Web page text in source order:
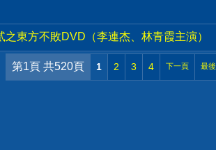
東方不敗DVD（李連杰、林青霞主演）
第1頁 共520頁 1 2 3 4 下一頁 最後